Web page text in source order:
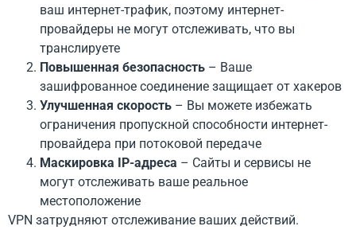
ваш интернет-трафик, поэтому интернет-
провайдеры не могут отслеживать, что вы
транслируете
Повышенная безопасность – Ваше
зашифрованное соединение защищает от хакеров
Улучшенная скорость – Вы можете избежать
ограничения пропускной способности интернет-
провайдера при потоковой передаче
Маскировка IP-адреса – Сайты и сервисы не
могут отслеживать ваше реальное
местоположение
VPN затрудняют отслеживание ваших действий.